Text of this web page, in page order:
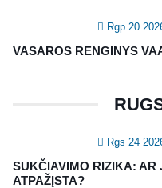
Rgp 20
VASAROS RENGINYS
Rgs 24
SUKČIAVIMO RIZIKA: AR
ATPAŽĮSTA?
CIA Medžiaga
KONTAKTAI
Vidaus auditorių
Nagevičiaus g. 3,